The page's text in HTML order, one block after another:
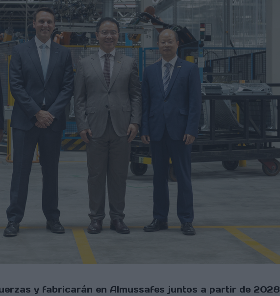
y fabricarán en Almussafes juntos a partir de 2028